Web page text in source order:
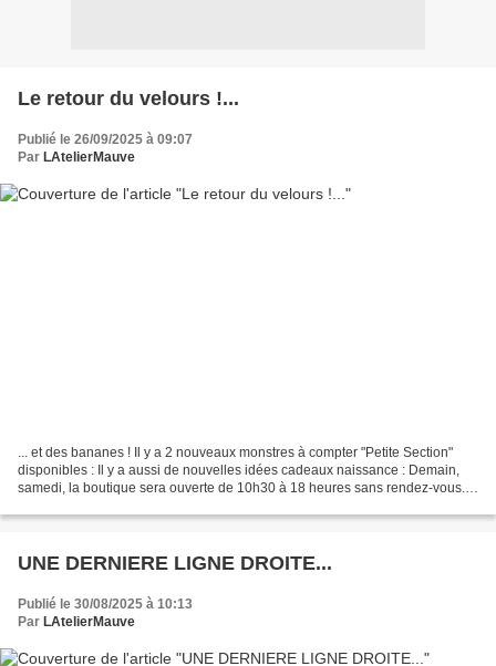
Le retour du velours !...
Publié le 26/09/2025 à 09:07
Par LAtelierMauve
... et des bananes ! Il y a 2 nouveaux monstres à compter "Petite Section"
disponibles : Il y a aussi de nouvelles idées cadeaux naissance : Demain,
samedi, la boutique sera ouverte de 10h30 à 18 heures sans rendez-vous.
UNE DERNIERE LIGNE DROITE...
Publié le 30/08/2025 à 10:13
Par LAtelierMauve